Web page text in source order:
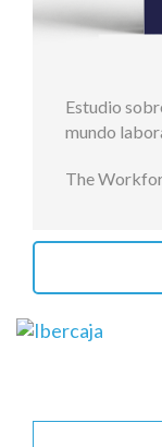
Estudio
mundo
The